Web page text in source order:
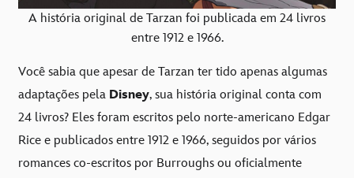
A história original de Tarzan foi publicada em 24 livros
entre 1912 e 1966.
Você sabia que apesar de Tarzan ter tido apenas algumas
adaptações pela Disney, sua história original conta com
24 livros? Eles foram escritos pelo norte-americano Edgar
Rice e publicados entre 1912 e 1966, seguidos por vários
romances co-escritos por Burroughs ou oficialmente